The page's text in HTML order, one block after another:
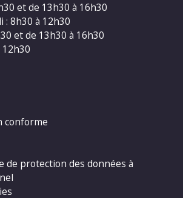
et de 13h30 à 16h30
: 8h30 à 12h30
et de 13h30 à 16h30
12h30
conforme
de protection des données à